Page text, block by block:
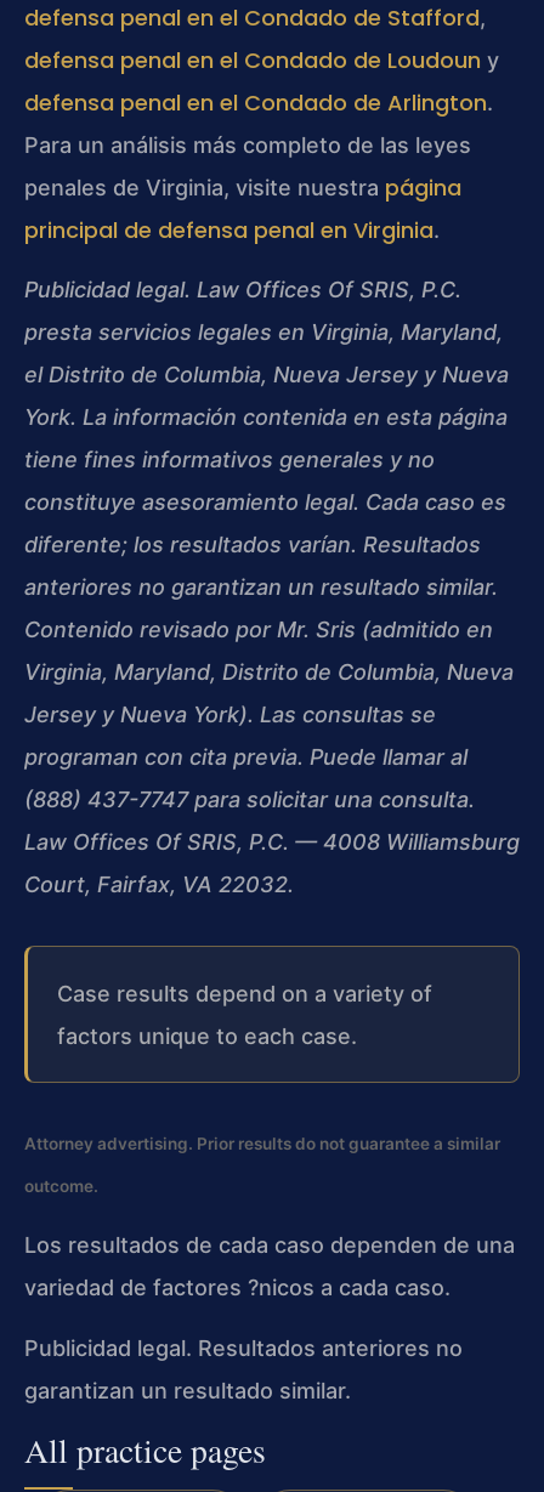
defensa penal en el Condado de Stafford,
defensa penal en el Condado de Loudoun y
defensa penal en el Condado de Arlington.
Para un análisis más completo de las leyes
penales de Virginia, visite nuestra página
principal de defensa penal en Virginia.
Publicidad legal. Law Offices Of SRIS, P.C.
presta servicios legales en Virginia, Maryland,
el Distrito de Columbia, Nueva Jersey y Nueva
York. La información contenida en esta página
tiene fines informativos generales y no
constituye asesoramiento legal. Cada caso es
diferente; los resultados varían. Resultados
anteriores no garantizan un resultado similar.
Contenido revisado por Mr. Sris (admitido en
Virginia, Maryland, Distrito de Columbia, Nueva
Jersey y Nueva York). Las consultas se
programan con cita previa. Puede llamar al
(888) 437-7747 para solicitar una consulta.
Law Offices Of SRIS, P.C. — 4008 Williamsburg
Court, Fairfax, VA 22032.
Case results depend on a variety of
factors unique to each case.
Attorney advertising. Prior results do not guarantee a similar
outcome.
Los resultados de cada caso dependen de una
variedad de factores ?nicos a cada caso.
Publicidad legal. Resultados anteriores no
garantizan un resultado similar.
All practice pages